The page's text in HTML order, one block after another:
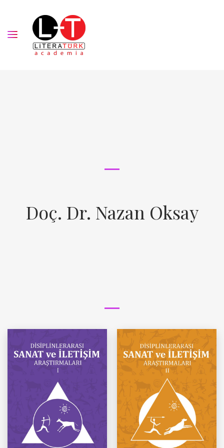
Doç. Dr. Nazan Oksay